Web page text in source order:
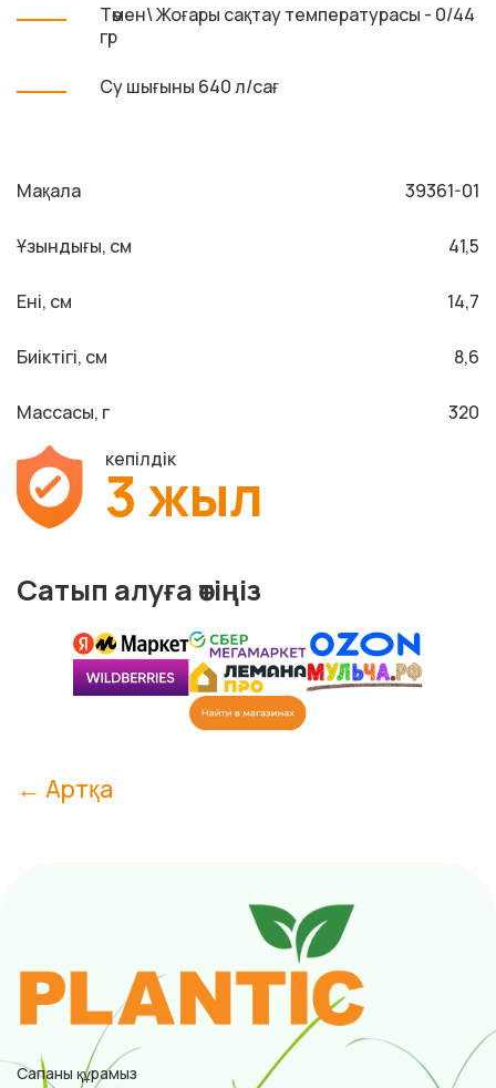
Төмен\ Жоғары сақтау температурасы - 0/44
гр
Су шығыны 640 л/сағ
Мақала 39361-01
Ұзындығы, см 41,5
Ені, см 14,7
Биіктігі, см 8,6
Массасы, г
320
кепілдік
3 жыл
Сатып алуға өтіңіз
← Артқа
Сапаны құрамыз